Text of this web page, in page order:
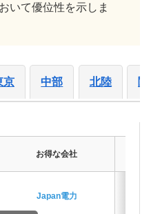
いて優位性を示しま
京 中部 北陸
お得な会社
Japan電力